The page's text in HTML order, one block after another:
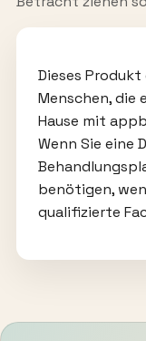
Dieses
Menschen, die
Hause mit
Wenn Sie eine
benötigen,
qualifizierte